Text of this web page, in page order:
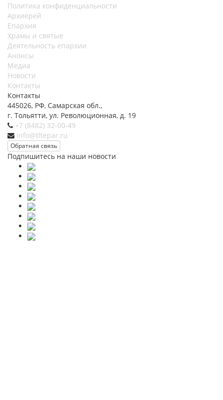
Политика конфиденциальности
Архиерей
Епархия
Храмы и святые
Деятельность епархии
Анонсы
Медиа
Новости
Контакты
Контакты
445026, РФ, Самарская обл.,
г. Тольятти, ул. Революционная, д. 19
+7 (8482) 32-00-49
info@tltepar.ru
Обратная связь
Подпишитесь на наши новости